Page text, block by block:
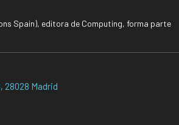
Spain), editora de Computing, forma parte
28028 Madrid